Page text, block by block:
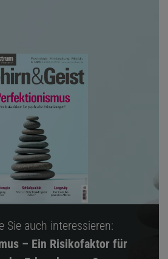
Sie auch interessieren:
– Ein Risikofaktor für